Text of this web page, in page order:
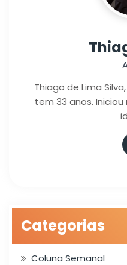
Thiago de Lima
tem 33 anos. Iniciou
Categorias
Coluna Semanal